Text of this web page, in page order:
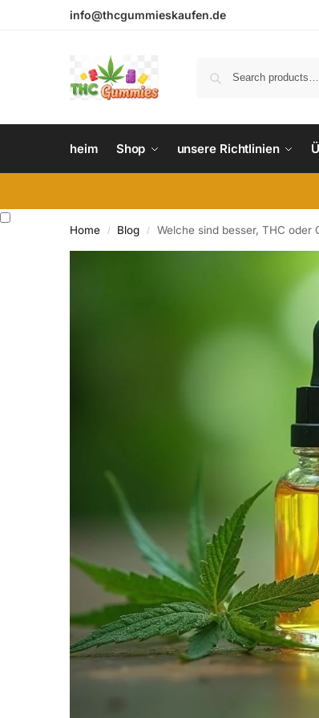
info@thcgummieskaufen.de
heim Shop unsere Richtlinien
Home / Blog / Welche sind besser, THC oder